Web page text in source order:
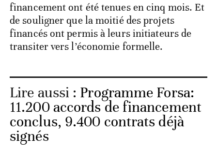
financement ont été tenues en cinq mois. Et
de souligner que la moitié des projets
financés ont permis à leurs initiateurs de
transiter vers l’économie formelle.
Lire aussi : Programme Forsa:
11.200 accords de financement
conclus, 9.400 contrats déjà
signés